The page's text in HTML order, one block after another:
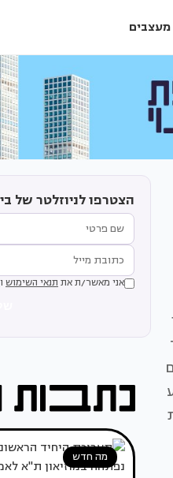
מעצבים
הצטרפו לניוזלטר של
אני מאשר/ת אתתנאי השימוש ו
מה חדש